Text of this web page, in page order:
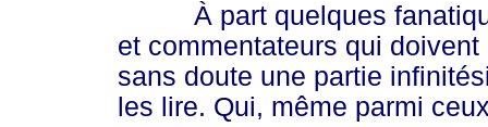
À part quelques
et commentateurs qui
sans doute une partie
les lire. Qui, même parmi